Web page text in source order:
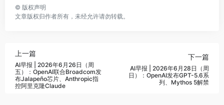
© 版权声明
文章版权归作者所有，未经允许请勿转载。
上一篇
AI早报 | 2026年6月26日（周
五）：OpenAI联合Broadcom发
布Jalapeño芯片、Anthropic指
控阿里克隆Claude
下一篇
AI早报 | 2026年6月28日（周
日）：OpenAI发布GPT-5.6系
列、Mythos 5解禁